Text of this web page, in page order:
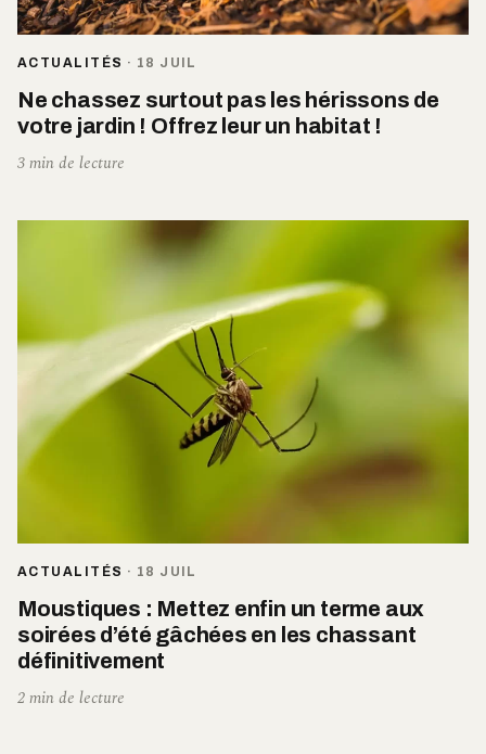
ACTUALITÉS · 18 JUIL
Ne chassez surtout pas les hérissons de
votre jardin ! Offrez leur un habitat !
3 min de lecture
ACTUALITÉS · 18 JUIL
Moustiques : Mettez enfin un terme aux
soirées d’été gâchées en les chassant
définitivement
2 min de lecture